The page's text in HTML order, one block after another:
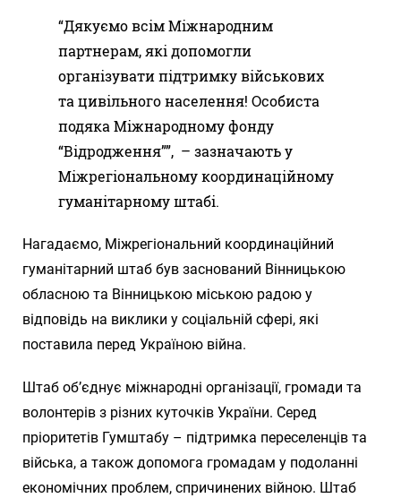
“Дякуємо всім Міжнародним
партнерам, які допомогли
організувати підтримку військових
та цивільного населення! Особиста
подяка Міжнародному фонду
“Відродження””, – зазначають у
Міжрегіональному координаційному
гуманітарному штабі.
Нагадаємо, Міжрегіональний координаційний
гуманітарний штаб був заснований Вінницькою
обласною та Вінницькою міською радою у
відповідь на виклики у соціальній сфері, які
поставила перед Україною війна.
Штаб об’єднує міжнародні організації, громади та
волонтерів з різних куточків України. Серед
пріоритетів Гумштабу – підтримка переселенців та
війська, а також допомога громадам у подоланні
економічних проблем, спричинених війною. Штаб